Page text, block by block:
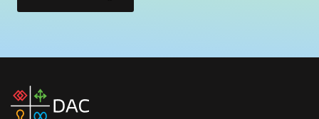
DAC
home